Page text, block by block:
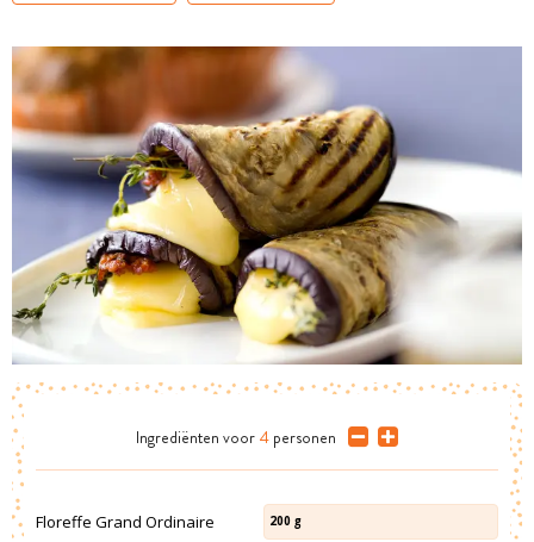
Ingrediënten voor 4 personen
Floreffe Grand Ordinaire 200 g